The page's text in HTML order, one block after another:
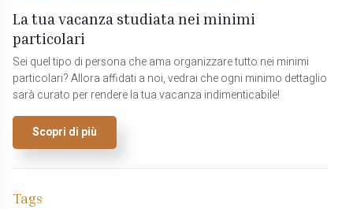
La tua vacanza studiata nei minimi
particolari
Sei quel tipo di persona che ama organizzare tutto nei minimi
particolari? Allora affidati a noi, vedrai che ogni minimo dettaglio
sarà curato per rendere la tua vacanza indimenticabile!
Scopri di più
Tags